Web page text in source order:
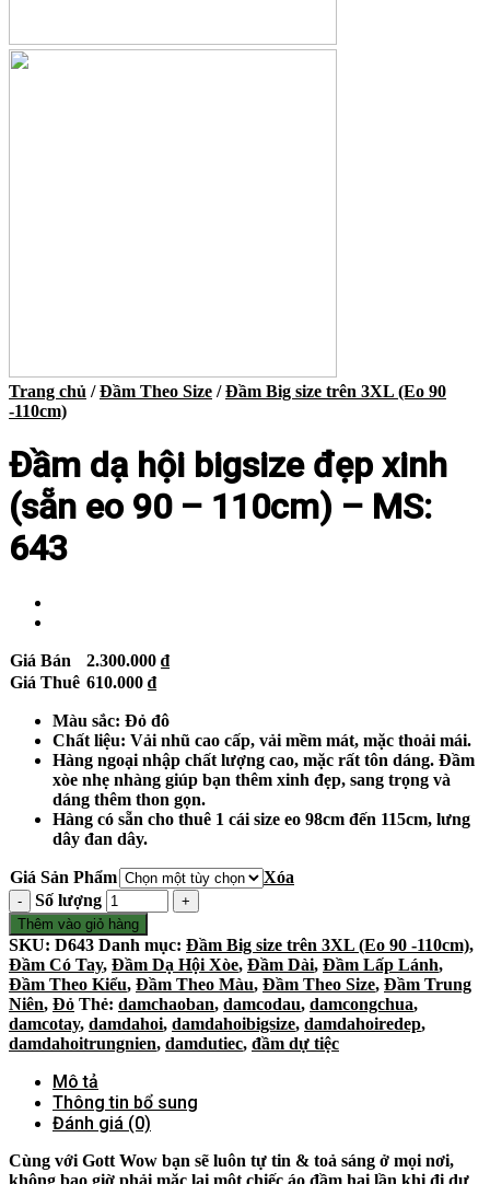
Trang chủ / Đầm Theo Size / Đầm Big size trên 3XL (Eo 90
-110cm)
Đầm dạ hội bigsize đẹp xinh
(sẵn eo 90 – 110cm) – MS:
643
Giá Bán 2.300.000 ₫
Giá Thuê 610.000 ₫
Màu sắc: Đỏ đô
Chất liệu: Vải nhũ cao cấp, vải mềm mát, mặc thoải mái.
Hàng ngoại nhập chất lượng cao, mặc rất tôn dáng. Đầm
xòe nhẹ nhàng giúp bạn thêm xinh đẹp, sang trọng và
dáng thêm thon gọn.
Hàng có sẵn cho thuê 1 cái size eo 98cm đến 115cm, lưng
dây đan dây.
Giá Sản Phẩm
Xóa
Số lượng
Thêm vào giỏ hàng
SKU: D643 Danh mục: Đầm Big size trên 3XL (Eo 90 -110cm),
Đầm Có Tay, Đầm Dạ Hội Xòe, Đầm Dài, Đầm Lấp Lánh,
Đầm Theo Kiểu, Đầm Theo Màu, Đầm Theo Size, Đầm Trung
Niên, Đỏ Thẻ: damchaoban, damcodau, damcongchua,
damcotay, damdahoi, damdahoibigsize, damdahoiredep,
damdahoitrungnien, damdutiec, đầm dự tiệc
Mô tả
Thông tin bổ sung
Đánh giá (0)
Cùng với Gott Wow bạn sẽ luôn tự tin & toả sáng ở mọi nơi,
không bao giờ phải mặc lại một chiếc áo đầm hai lần khi đi dự